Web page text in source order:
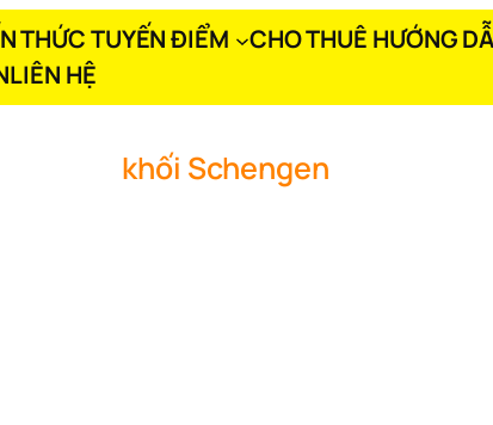
THỨC TUYẾN ĐIỂM
CHO THUÊ HƯỚNG
LIÊN HỆ
khối Schengen